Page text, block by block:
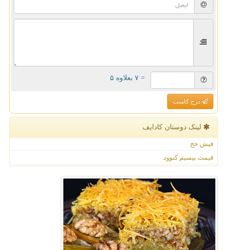
= ۷ بعلاوه ۵
درج کامنت
لینک دوستان كادایف
فیش حج
قیمت بیسیم کنوود